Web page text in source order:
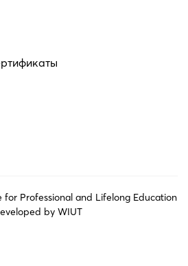
Professional and Lifelong Education
by WIUT